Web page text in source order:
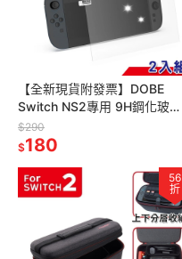
【全新現貨附發票】DOBE
Switch NS2專用 9H鋼化玻璃
保護貼2入組 (TNS-3166HD)
[夢遊館]
$290
$180
56
折